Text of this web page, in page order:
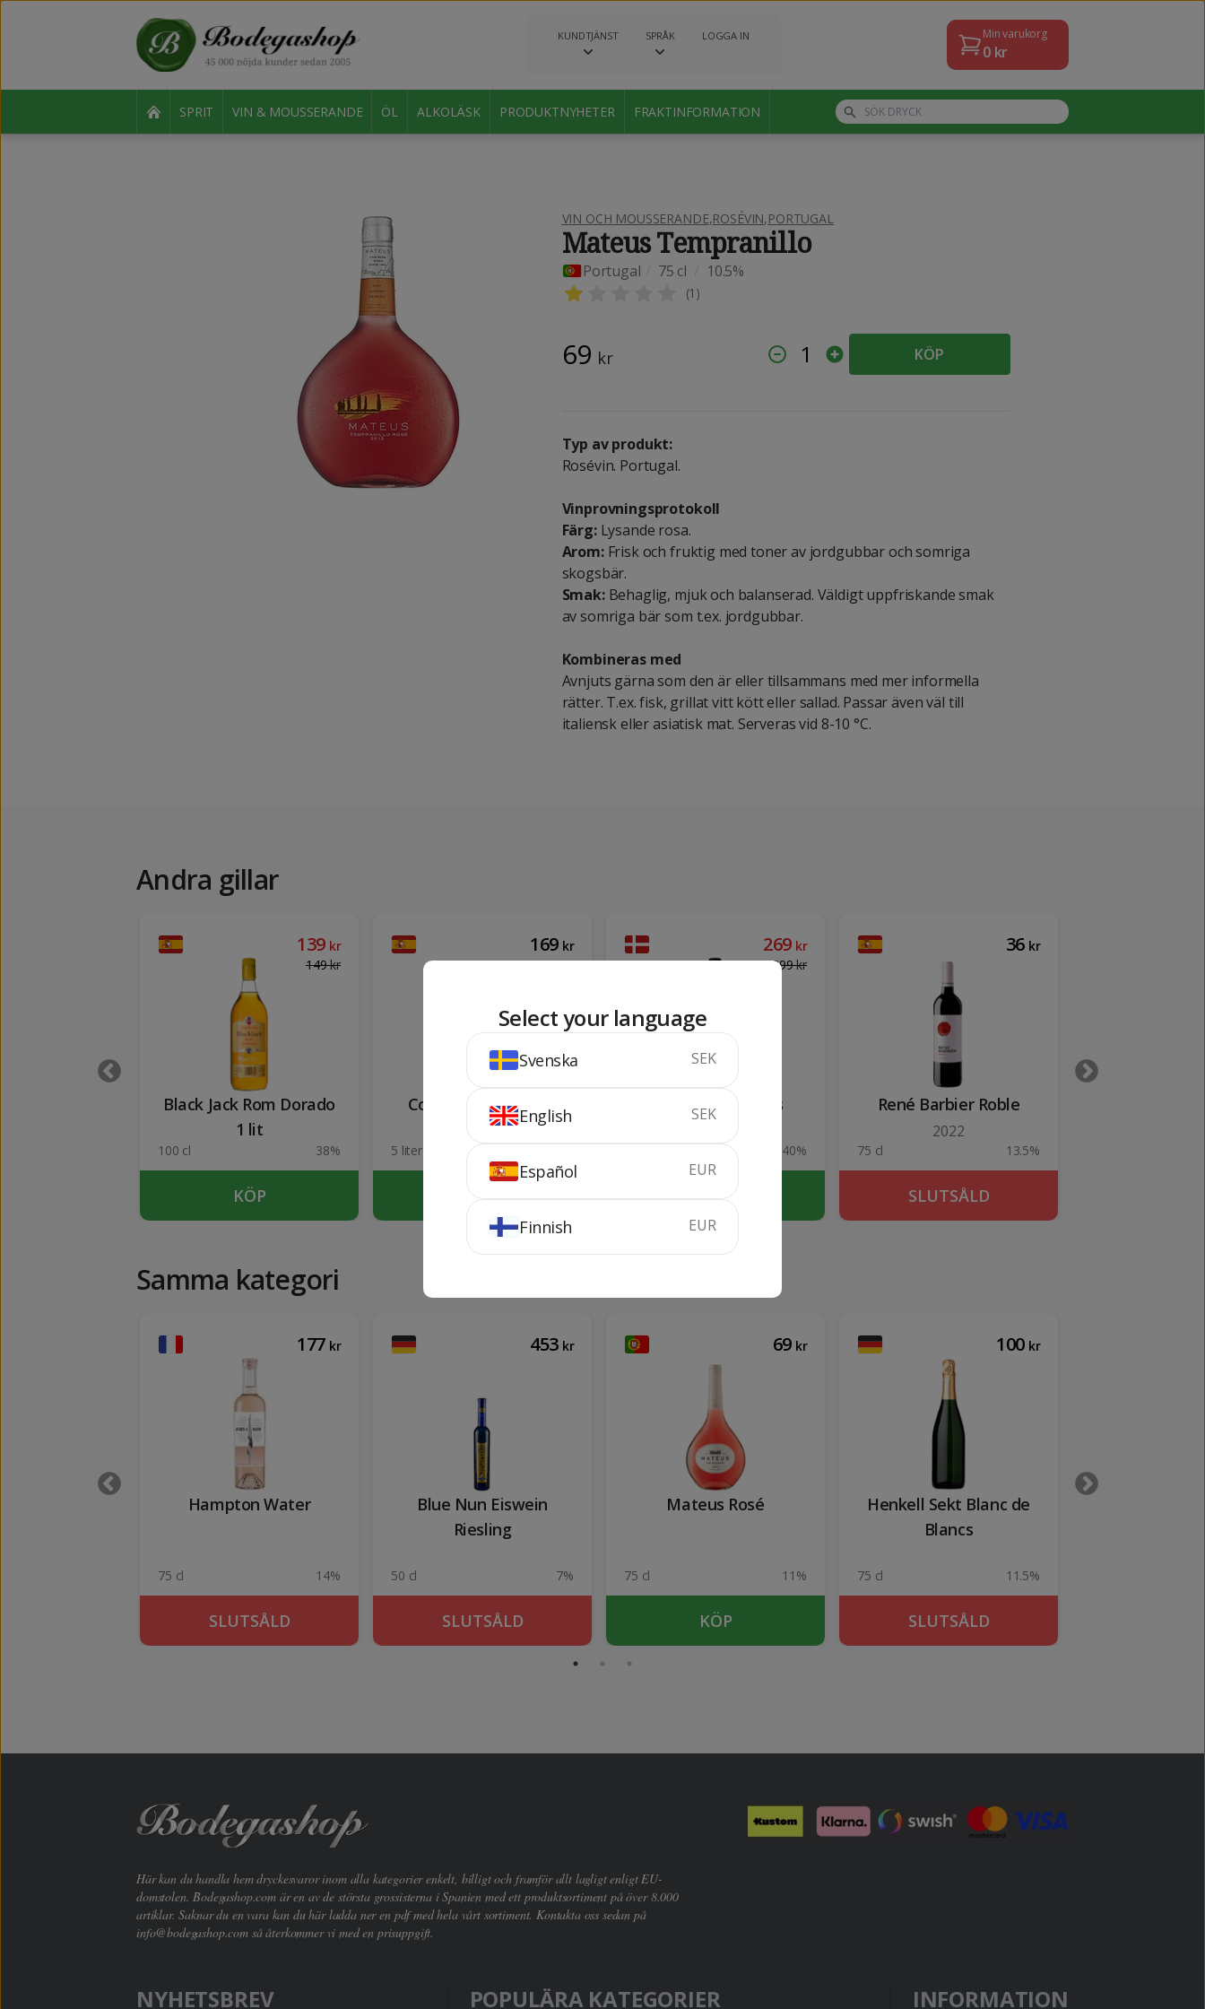
KUNDTJÄNST SPRÅK LOGGA IN Min varukorg
0kr
SPRIT VIN & MOUSSERANDE ÖL ALKOLÄSK PRODUKTNYHETER FRAKTINFORMATION
VIN OCH MOUSSERANDE,ROSÉVIN,PORTUGAL
Mateus Tempranillo
Portugal 75 cl 10.5%
(1 )
69 kr 1 KÖP
Typ av produkt:
Rosévin. Portugal.
Vinprovningsprotokoll
Färg:Lysande rosa.
Arom:Frisk och fruktig med toner av jordgubbar och somriga
skogsbär.
Smak:Behaglig, mjuk och balanserad. Väldigt uppfriskande smak
av somriga bär som t.ex. jordgubbar.
Kombineras med
Avnjuts gärna som den är eller tillsammans med mer informella
rätter. T.ex. fisk, grillat vitt kött eller sallad. Passar även väl till
italiensk eller asiatisk mat. Serveras vid 8-10 °C.
Andra gillar
139 kr
149kr
Black Jack Rom Dorado
1 lit
100 cl 38%
KÖP
169 kr
Covisal Rött Vin 5 lit
5 liter 12%
KÖP
269 kr
299kr
Aalborg Jubileums
Akvavit 1 lit
100 cl 40%
KÖP
36 kr
René Barbier Roble
2022
75 cl 13.5%
SLUTSÅLD
Samma kategori
177 kr
Hampton Water
75 cl 14%
SLUTSÅLD
453 kr
Blue Nun Eiswein
Riesling
50 cl 7%
SLUTSÅLD
69 kr
Mateus Rosé
75 cl 11%
KÖP
100 kr
Henkell Sekt Blanc de
Blancs
75 cl 11.5%
SLUTSÅLD
Här kan du handla hem dryckesvaror inom alla kategorier enkelt, billigt och framför allt lagligt enligt EU-
domstolen. Bodegashop.com är en av de största grossisterna i Spanien med ett produktsortiment på över 8.000
artiklar. Saknar du en vara kan du här ladda ner en pdf med hela vårt sortiment. Kontakta oss sedan på
info@bodegashop.comså återkommer vi med en prisuppgift.
NYHETSBREV POPULÄRA KATEGORIER INFORMATION
Select your language
Svenska SEK
English SEK
Español EUR
Finnish EUR